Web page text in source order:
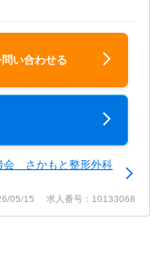
い合わせる
会 さかもと整形外科
05/15 求人番号：10133068